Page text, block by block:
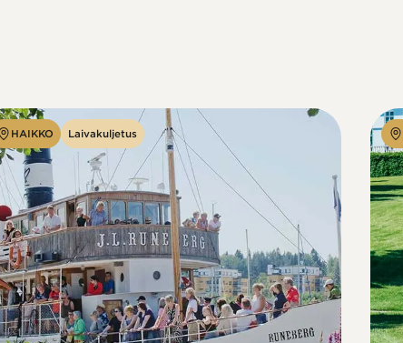
HAIKKO Laivakuljetus